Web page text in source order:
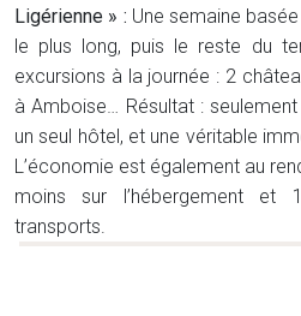
Ligérienne » : Une semaine
le plus long, puis le reste du
excursions à la journée : 2
à Amboise… Résultat :
un seul hôtel, et une véritable
L’économie est également au
moins sur l’hébergement
transports.